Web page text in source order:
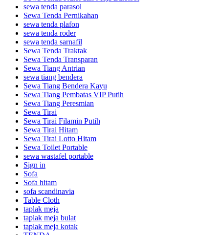
sewa tenda parasol
Sewa Tenda Pernikahan
sewa tenda plafon
sewa tenda roder
sewa tenda sarnafil
Sewa Tenda Traktak
Sewa Tenda Transparan
Sewa Tiang Antrian
sewa tiang bendera
Sewa Tiang Bendera Kayu
Sewa Tiang Pembatas VIP Putih
Sewa Tiang Peresmian
Sewa Tirai
Sewa Tirai Filamin Putih
Sewa Tirai Hitam
Sewa Tirai Lotto Hitam
Sewa Toilet Portable
sewa wastafel portable
Sign in
Sofa
Sofa hitam
sofa scandinavia
Table Cloth
taplak meja
taplak meja bulat
taplak meja kotak